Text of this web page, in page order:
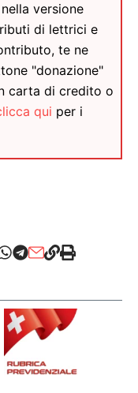
versione
di lettrici e
te ne
"donazione"
carta di credito o
qui per i